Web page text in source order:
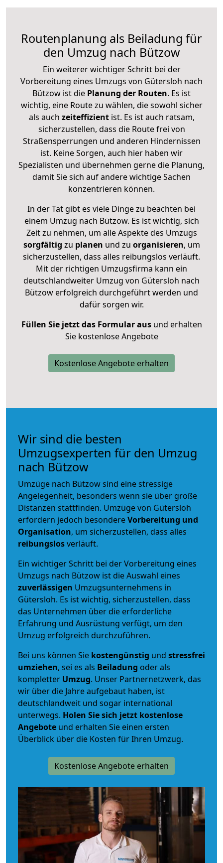
Routenplanung als Beiladung für
den Umzug nach Bützow
Ein weiterer wichtiger Schritt bei der
Vorbereitung eines Umzugs von Gütersloh nach
Bützow ist die Planung der Routen. Es ist
wichtig, eine Route zu wählen, die sowohl sicher
als auch zeiteffizientist. Es ist auch ratsam,
sicherzustellen, dass die Route frei von
Straßensperrungen und anderen Hindernissen
ist. Keine Sorgen, auch hier haben wir
Spezialisten und übernehmen gerne die Planung,
damit Sie sich auf andere wichtige Sachen
konzentrieren können.
In der Tat gibt es viele Dinge zu beachten bei
einem Umzug nach Bützow. Es ist wichtig, sich
Zeit zu nehmen, um alle Aspekte des Umzugs
sorgfältig zu planen und zu organisieren, um
sicherzustellen, dass alles reibungslos verläuft.
Mit der richtigen Umzugsfirma kann ein
deutschlandweiter Umzug von Gütersloh nach
Bützow erfolgreich durchgeführt werden und
dafür sorgen wir.
Füllen Sie jetzt das Formular ausund erhalten
Sie kostenlose Angebote
Kostenlose Angebote erhalten
Wir sind die besten
Umzugsexperten für den Umzug
nach Bützow
Umzüge nach Bützow sind eine stressige
Angelegenheit, besonders wenn sie über große
Distanzen stattfinden. Umzüge von Gütersloh
erfordern jedoch besondereVorbereitung und
Organisation, um sicherzustellen, dass alles
reibungslosverläuft.
Ein wichtiger Schritt bei der Vorbereitung eines
Umzugs nach Bützow ist die Auswahl eines
zuverlässigen Umzugsunternehmens in
Gütersloh. Es ist wichtig, sicherzustellen, dass
das Unternehmen über die erforderliche
Erfahrung und Ausrüstung verfügt, um den
Umzug erfolgreich durchzuführen.
Bei uns können Sie kostengünstig und stressfrei
umziehen, sei es als Beiladung oder als
kompletter Umzug. Unser Partnernetzwerk, das
wir über die Jahre aufgebaut haben, ist
deutschlandweit und sogar international
unterwegs. Holen Sie sich jetzt kostenlose
Angebote und erhalten Sie einen ersten
Überblick über die Kosten für Ihren Umzug.
Kostenlose Angebote erhalten